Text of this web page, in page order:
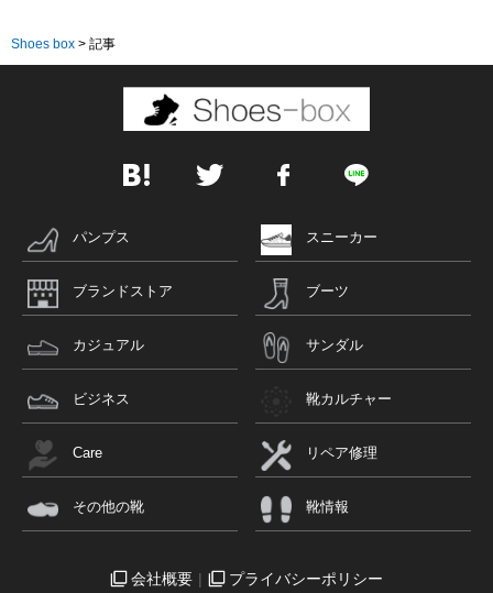
Shoes box > 記事
パンプス スニーカー
ブランドストア ブーツ
カジュアル サンダル
ビジネス 靴カルチャー
Care リペア修理
その他の靴 靴情報
会社概要 プライバシーポリシー